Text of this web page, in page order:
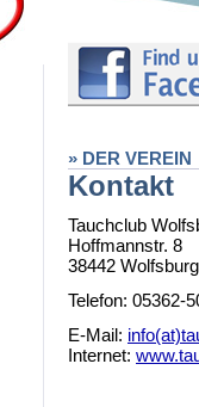
» DER VEREIN
Kontakt
Tauchclub
Hoffmannstr. 8
38442 Wolfsburg
Telefon: 05362-
E-Mail:
Internet: